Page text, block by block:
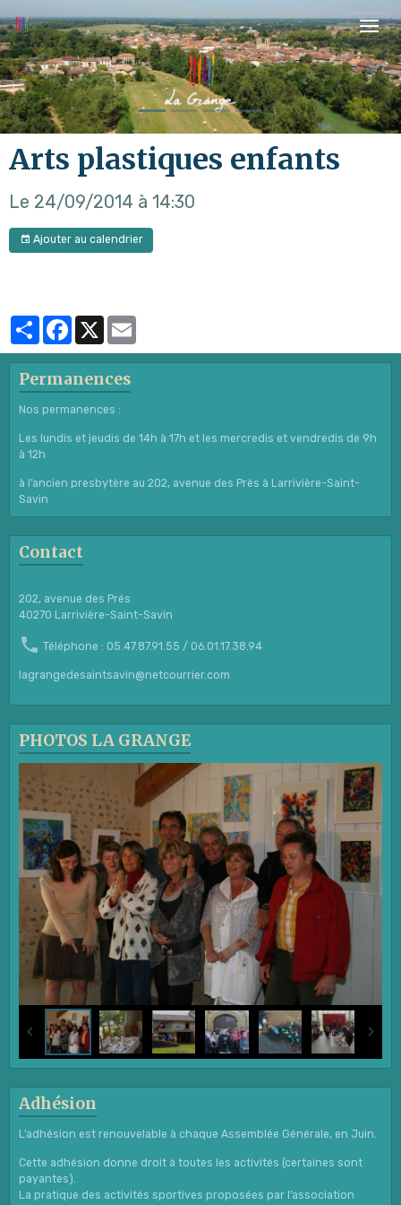
Arts plastiques enfants
Le 24/09/2014 à 14:30
Ajouter au calendrier
PartagerFacebook
X
Permanences
Nos permanences :
Les lundis et jeudis de 14h à 17h et les mercredis et vendredis de 9h
à 12h
à l’ancien presbytère au 202, avenue des Près à Larrivière-Saint-
Savin
Contact
202, avenue des Prés
40270 Larrivière-Saint-Savin
Téléphone : 05.47.87.91.55 / 06.01.17.38.94
lagrangedesaintsavin@netcourrier.com
PHOTOS LA GRANGE
Adhésion
L’adhésion est renouvelable à chaque Assemblée Générale, en Juin.
Cette adhésion donne droit à toutes les activités (certaines sont
payantes).
La pratique des activités sportives proposées par l’association